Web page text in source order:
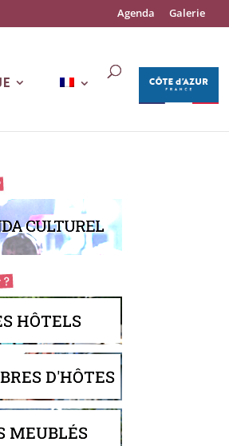
Agenda Galerie
CULTUREL
HÔTELS
D'HÔTES
MEUBLÉS